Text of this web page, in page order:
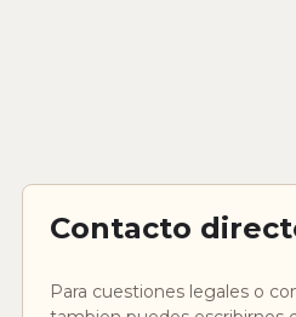
Contacto
Para cuestiones legales o